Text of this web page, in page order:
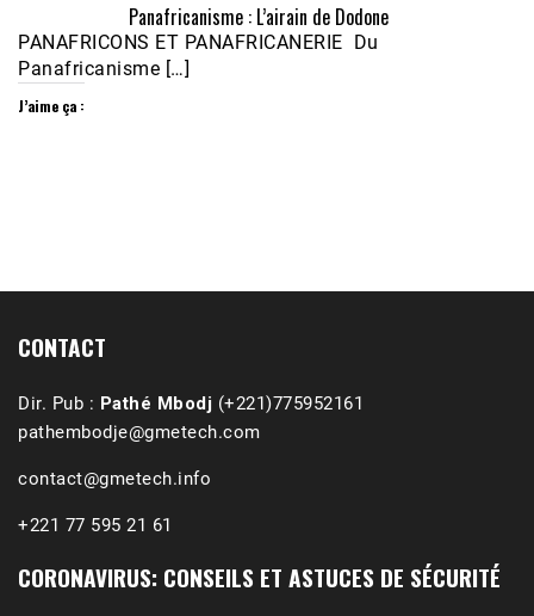
Panafricanisme : L’airain de Dodone
PANAFRICONS ET PANAFRICANERIE Du
Panafricanisme […]
J’aime ça :
CONTACT
Dir. Pub : Pathé Mbodj (+221)775952161
pathembodje@gmetech.com
contact@gmetech.info
+221 77 595 21 61
CORONAVIRUS: CONSEILS ET ASTUCES DE SÉCURITÉ